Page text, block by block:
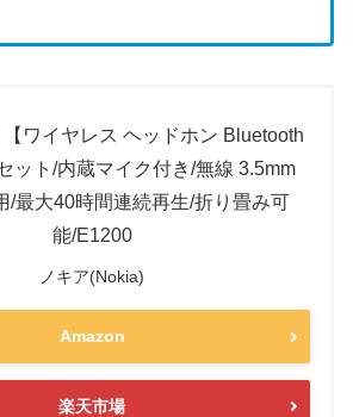
て後悔しないタイプの優秀なヘッドホンでし
【ワイヤレス ヘッドホン Bluetooth
ット/内蔵マイク付き/無線 3.5mm
/最大40時間連続再生/折り畳み可
能/E1200
ノキア(Nokia)
Amazon
楽天市場